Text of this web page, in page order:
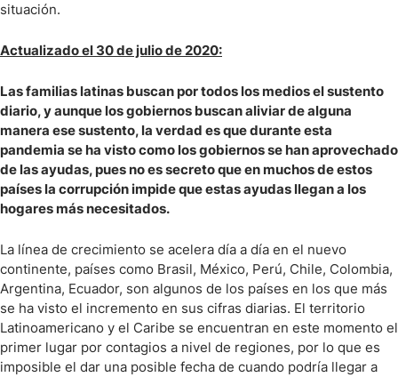
situación.
Actualizado el 30 de julio de 2020:
Las familias latinas buscan por todos los medios el sustento
diario, y aunque los gobiernos buscan aliviar de alguna
manera ese sustento, la verdad es que durante esta
pandemia se ha visto como los gobiernos se han aprovechado
de las ayudas, pues no es secreto que en muchos de estos
países la corrupción impide que estas ayudas llegan a los
hogares más necesitados.
La línea de crecimiento se acelera día a día en el nuevo
continente, países como Brasil, México, Perú, Chile, Colombia,
Argentina, Ecuador, son algunos de los países en los que más
se ha visto el incremento en sus cifras diarias. El territorio
Latinoamericano y el Caribe se encuentran en este momento el
primer lugar por contagios a nivel de regiones, por lo que es
imposible el dar una posible fecha de cuando podría llegar a